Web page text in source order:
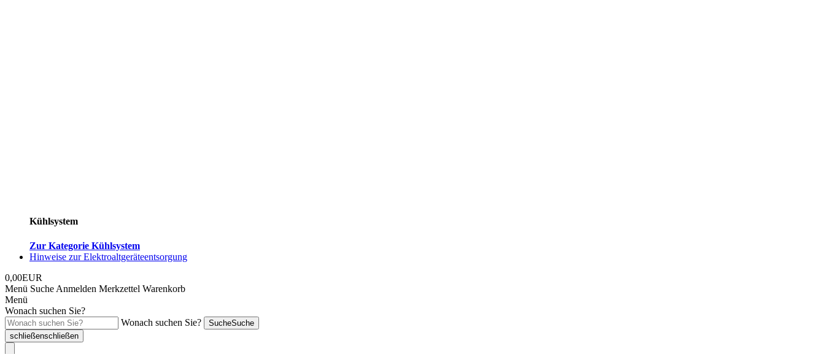
Kühlsystem
Zur Kategorie Kühlsystem
Hinweise zur Elektroaltgeräteentsorgung
0,00EUR
Menü Suche Anmelden Merkzettel Warenkorb
Menü
Wonach suchen Sie?
Wonach suchen Sie?
SucheSuche
schließenschließen